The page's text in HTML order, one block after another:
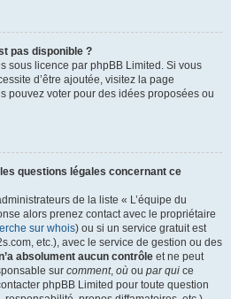
pas disponible ?
sous licence par phpBB Limited. Si vous
d’être ajoutée, visitez la page
pouvez voter pour des idées proposées ou
questions légales concernant ce
de la liste « L’équipe du
alors prenez contact avec le propriétaire
sur whois) ou si un service gratuit est
etc.), avec le service de gestion ou des
absolument aucun contrôle et ne peut
sur comment, où ou par qui ce
phpBB Limited pour toute question